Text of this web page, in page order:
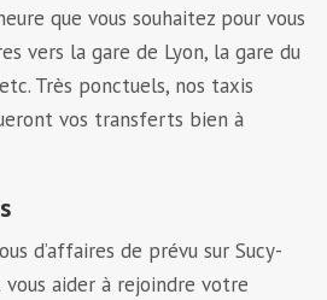
que vous souhaitez pour vous
vers la gare de Lyon, la gare du
Très ponctuels, nos taxis
vos transferts bien à
d’affaires de prévu sur Sucy-
aider à rejoindre votre